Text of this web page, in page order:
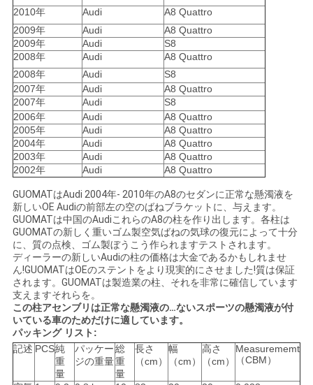
地
図
PRIVACY
POLICY
2010年 Audi
A8 Quattro
2009年
Audi
A8 Quattro
2009年
Audi
S8
2008年
Audi
A8 Quattro
2008年
Audi
S8
2007年
Audi
A8 Quattro
2007年
Audi
S8
2006年
Audi
A8 Quattro
2005年
Audi
A8 Quattro
2004年
Audi
A8 Quattro
2003年
Audi
A8 Quattro
2002年
Audi A8 Quattro
GUOMATはAudi 2004年- 2010年のA8のセダンに正常な懸濁液を
新しいOE Audiの前部左の空のばねブラケットに、与えます。
GUOMATは中国のAudiこれらのA8の柱を作り出します。各柱は
GUOMATの新しく重いゴム製空気ばねの気球の復元によって十分
に、質の点検、ゴム製ぼうこう作られますテストされます。
ディーラーの新しいAudiの柱の価格は大金であるかもしれませ
ん!GUOMATはOEのステントをより現実的にさせました!質は保証
されます。GUOMATは製造業の柱、それを非常に確信しています
支えますそれらを。
この柱アセンブリは正常な懸濁液の…ないスポーツの懸濁液が付
いている車のためだけに適しています。
パッキング リスト:
記述 PCS純
重
量
パッケー
ジの重量
総
重
量
長さ
（cm）
幅
（cm）
高さ
（cm）
Measurememt
（CBM）